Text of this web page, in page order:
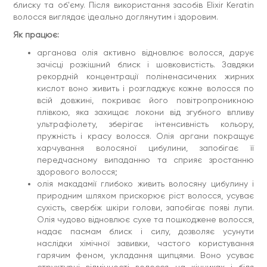
особливу увагу приділяючи прикореневій зоні. Залишіть на
15 хвилин, після чого помийте голову шампунем. Додайте
кілька крапель INTENSE HAIR GROWTH OIL DROPS до
улюбленого шампуню перед миттям, щоб збагатити його
Уникайте попадання в очі. Продукт повністю натуральний,
тому може містити осад і мати характерний аромат олії
(Це не впливає на косметичну дію засобу).
блиску та об'єму. Після використання засобів Elixir Keratin
волосся виглядає ідеально доглянутим і здоровим.
Як працює:
арганова олія активно відновлює волосся, дарує
зачісці розкішний блиск і шовковистість. Завдяки
рекордній концентрації поліненасичених жирних
кислот воно живить і розгладжує кожне волосся по
всій довжині, покриває його повітропроникною
плівкою, яка захищає локони від згубного впливу
ультрафіолету, зберігає інтенсивність кольору,
пружність і красу волосся. Олія аргани покращує
харчування волосяної цибулини, запобігає її
передчасному випаданню та сприяє зростанню
здорового волосся;
олія макадамії глибоко живить волосяну цибулину і
природним шляхом прискорює ріст волосся, усуває
сухість, свербіж шкіри голови, запобігає появі лупи.
Олія чудово відновлює сухе та пошкоджене волосся,
надає пасмам блиск і силу, дозволяє усунути
наслідки хімічної завивки, частого користування
гарячим феном, укладання щипцями. Воно усуває